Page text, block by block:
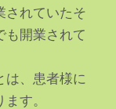
されていたそ
も開業されて
は、患者様に
す。